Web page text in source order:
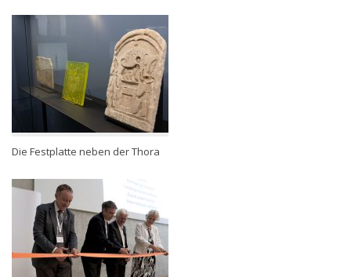
Die Festplatte neben der Thora